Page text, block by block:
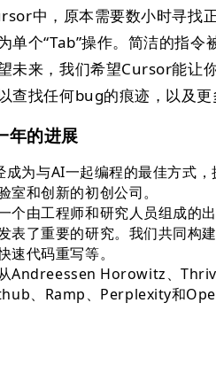
中，原本需要数小时寻找
单个“Tab”操作。简洁的指
未来，我们希望Cursor能让
查找任何bug的痕迹，以及更
年的进展
成为与AI一起编程的最佳方式
室和创新的初创公司。
个由工程师和研究人员组成的
表了重要的研究。我们共同构
速代码重写等。
Andreessen Horowitz、
、Ramp、Perplexity和